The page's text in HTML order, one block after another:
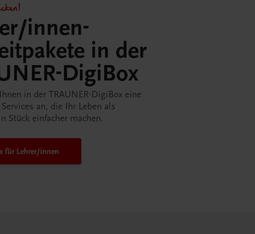
innen-
in der
DigiBox
in der TRAUNER-DigiBox eine
an, die Ihr Leben als
Stück einfacher machen.
für Lehrer/innen